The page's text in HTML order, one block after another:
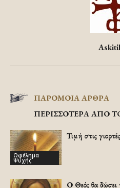
ΠΑΡΟΜΟΙΑ ΑΡΘΡΑ
ΠΕΡΙΣΣΟΤΕΡΑ ΑΠΟ
Ωφέλημα
Ψυχής
Τιμή στις γιορτές
Ο Θεός θα